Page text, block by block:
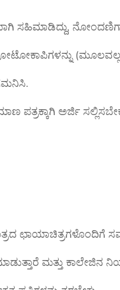
ಸಹಿಮಾಡಿದ್ದು,
ಪತ್ರಕ್ಕಾಗಿ ಅರ್ಜಿ
ಛಾಯಾಚಿತ್ರಗಳೊಂದಿಗೆ
ಮತ್ತು ಕಾಲೇಜಿನ